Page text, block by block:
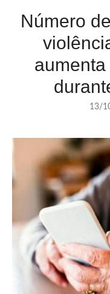
Número
13/